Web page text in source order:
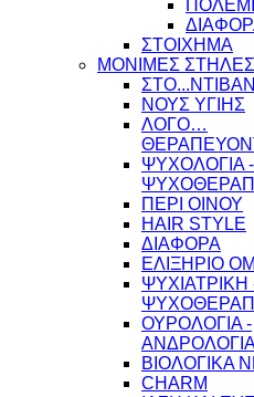
ΣΤΟΙΧΗΜΑ
ΜΟΝΙΜΕΣ ΣΤΗΛΕΣ
ΣΤΟ...ΝΤΙΒΑΝΙ
ΝΟΥΣ ΥΓΙΗΣ
ΛΟΓΟ…
ΨΥΧΟΛΟΓΙΑ -
ΠΕΡΙ ΟΙΝΟΥ
HAIR STYLE
ΔΙΑΦΟΡΑ
ΕΛΙΞΗΡΙΟ
ΨΥΧΙΑΤΡΙΚΗ
ΟΥΡΟΛΟΓΙΑ -
ΒΙΟΛΟΓΙΚΑ
CHARM